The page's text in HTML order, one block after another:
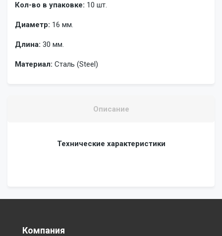
Кол-во в упаковке: 10 шт.
Диаметр: 16 мм.
Длина: 30 мм.
Материал: Сталь (Steel)
Описание
Технические характеристики
Компания